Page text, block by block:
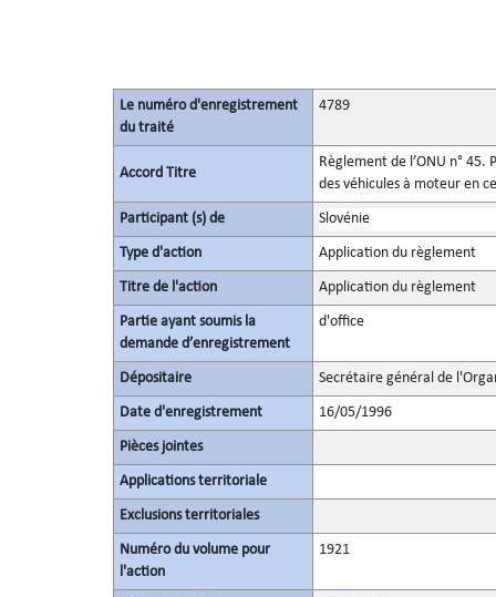
Le numéro d'enregistrement
du traité
4789
Accord Titre
Règlement de l’ONU n°
des véhicules à moteur en
Participant (s) de Slovénie
Type d'action Application du règlement
Titre de l'action Application du règlement
Partie ayant soumis la
demande d’enregistrement
d'office
Dépositaire Secrétaire général de
Date d'enregistrement 16/05/1996
Pièces jointes
Applications territoriale
Exclusions territoriales
Numéro du volume pour
l'action
1921